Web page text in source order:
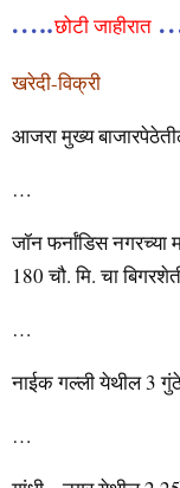
…..छोटी जाहीरात
खरेदी-विक्री
आजरा मुख्य
…
जॉन फर्नांडिस
180 चौ. मि. चा
…
नाईक गल्ली येथील 3
…